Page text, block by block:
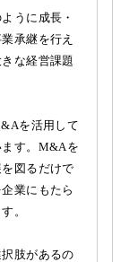
うに成長・
承継を行え
な経営課題
を活用して
す。M&Aを
図るだけで
業にもたら
。
肢があるの